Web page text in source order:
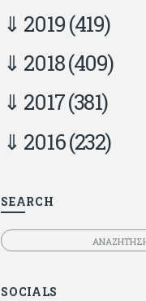
2019(419)
2018(409)
2017(381)
2016(232)
SEARCH
Αναζητηση
SOCIALS